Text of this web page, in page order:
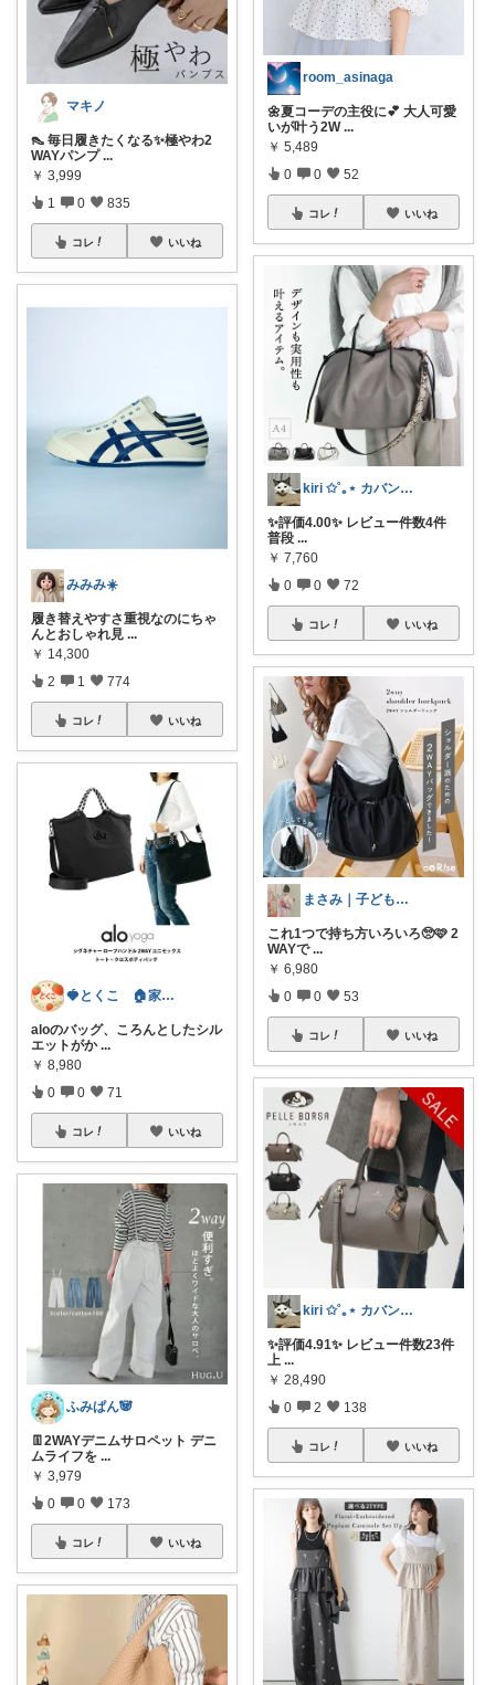
マキノ
👠 毎日履きたくなる✨極やわ2
WAYパンプ ...
￥ 3,999
1 0 835
コレ いいね
みみみ☀️
履き替えやすさ重視なのにちゃ
んとおしゃれ見 ...
￥ 14,300
2 1 774
コレ いいね
🍓とくこ 🏠家族4人愛用品🍓
aloのバッグ、ころんとしたシル
エットがか ...
￥ 8,980
0 0 71
コレ いいね
ふみぱん🐼
👖2WAYデニムサロペット デニ
ムライフを ...
￥ 3,979
0 0 173
コレ いいね
room_asinaga
🌼夏コーデの主役に💕 大人可愛
いが叶う2W ...
￥ 5,489
0 0 52
コレ いいね
kiri ✩˚｡⋆ カバン屋さん✩˚｡⋆
✨評価4.00✨ レビュー件数4件
普段 ...
￥ 7,760
0 0 72
コレ いいね
まさみ｜子ども服・水着・季節グッズ🫶
これ1つで持ち方いろいろ🥺🩷 2
WAYで ...
￥ 6,980
0 0 53
コレ いいね
kiri ✩˚｡⋆ カバン屋さん✩˚｡⋆
✨評価4.91✨ レビュー件数23件
上 ...
￥ 28,490
0 2 138
コレ いいね